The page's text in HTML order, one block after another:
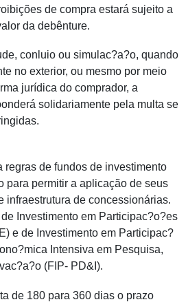
de compra estará sujeito a
da debênture.
conluio ou simulac?a?o, quando
no exterior, ou mesmo por meio
jurídica do comprador, a
solidariamente pela multa se
regras de fundos de investimento
para permitir a aplicação de seus
infraestrutura de concessionárias.
Investimento em Participac?o?es
e de Investimento em Participac?
Intensiva em Pesquisa,
(FIP- PD&I).
de 180 para 360 dias o prazo